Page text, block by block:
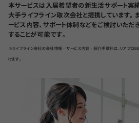
本サービスは入居希望者の新生活サポート実
大手ライフライン取次会社と提携しています。
ービス内容、サポート体制などをご検討いただ
することが可能です。
※ライフライン会社の会社情報・サービス内容・紹介手数料は、リアプロ
けます。